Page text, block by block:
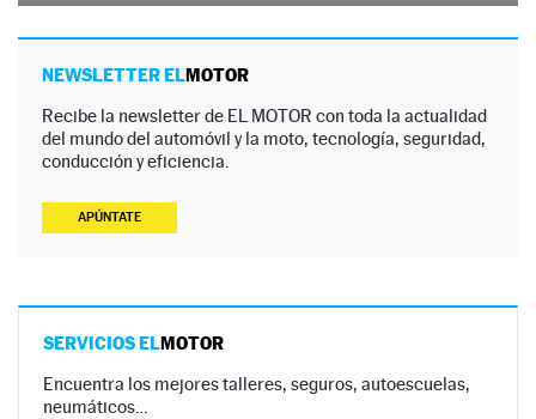
NEWSLETTER ELMOTOR
Recibe la newsletter de EL MOTOR con toda la actualidad
del mundo del automóvil y la moto, tecnología, seguridad,
conducción y eficiencia.
APÚNTATE
SERVICIOS ELMOTOR
Encuentra los mejores talleres, seguros, autoescuelas,
neumáticos…